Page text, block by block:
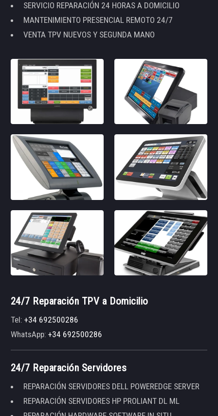
SERVICIO REPARACIÓN 24 HORAS A DOMICILIO
MANTENIMIENTO PRESENCIAL REMOTO 24/7
VENTA TPV NUEVOS Y SEGUNDA MANO
24/7 Reparación TPV a Domicilio
Tel:+34 692500286
WhatsApp:+34 692500286
24/7 Reparación Servidores
REPARACIÓN SERVIDORES DELL POWEREDGE SERVER
REPARACIÓN SERVIDORES HP PROLIANT DL ML